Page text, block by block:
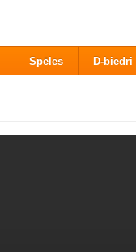
Spēles D-biedri